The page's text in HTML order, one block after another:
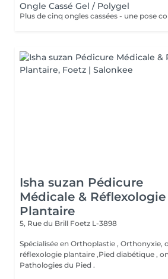
Ongle Cassé Gel / Polygel
Plus de cinq ongles cassées - une pose
Isha suzan Pédicure
Médicale & Réflexologie
Plantaire
5, Rue du Brill Foetz L-3898
Spécialisée en Orthoplastie , Orthonyxie,
réflexologie plantaire ,Pied diabétique ,
Pathologies du Pied .